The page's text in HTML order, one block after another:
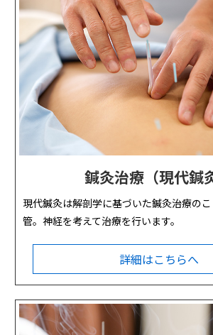
鍼灸治療（現代鍼
現代鍼灸は解剖学に基づいた鍼灸治療の
管。神経を考えて治療を行います。
詳細はこちらへ